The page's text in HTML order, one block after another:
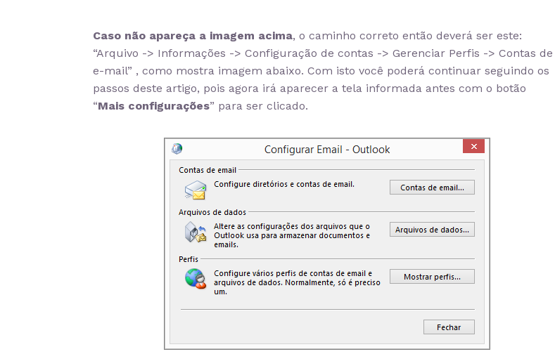
Caso não apareça a imagem acima, o caminho correto então deverá ser este:
“Arquivo -> Informações -> Configuração de contas -> Gerenciar Perfis -> Contas de
e-mail” , como mostra imagem abaixo. Com isto você poderá continuar seguindo os
passos deste artigo, pois agora irá aparecer a tela informada antes com o botão
“Mais configurações” para ser clicado.